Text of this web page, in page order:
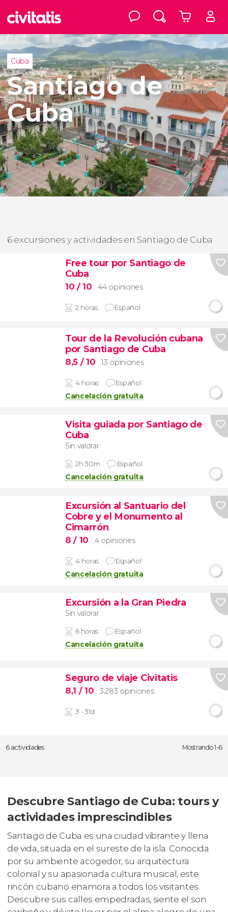
Cuba
Santiago de
Cuba
6 excursiones y actividades en Santiago de Cuba
Free tour por Santiago de
Cuba
10 / 10 44 opiniones
2 horas Español
Tour de la Revolución cubana
por Santiago de Cuba
8,5 / 10 13 opiniones
4 horas Español
Cancelación gratuita
Visita guiada por Santiago de
Cuba
Sin valorar
2h 30m Español
Cancelación gratuita
Excursión al Santuario del
Cobre y el Monumento al
Cimarrón
8/ 10 4 opiniones
4 horas Español
Cancelación gratuita
Excursión a la Gran Piedra
Sin valorar
6 horas Español
Cancelación gratuita
Seguro de viaje Civitatis
8,1 / 10 3.283 opiniones
3 - 31d
6 actividades Mostrando 1-6
Descubre Santiago de Cuba: tours y
actividades imprescindibles
Santiago de Cuba es una ciudad vibrante y llena
de vida, situada en el sureste de la isla. Conocida
por su ambiente acogedor, su arquitectura
colonial y su apasionada cultura musical, este
rincón cubano enamora a todos los visitantes.
Descubre sus calles empedradas, siente el son